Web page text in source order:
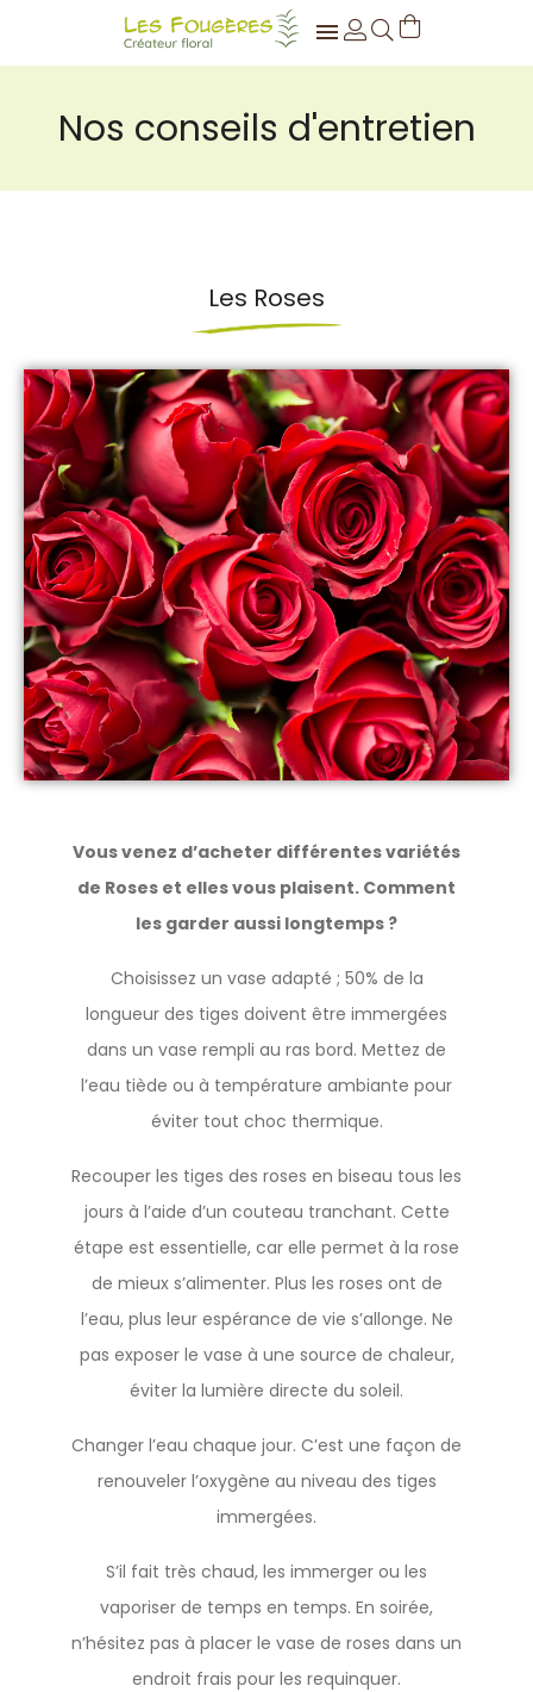

Nos conseils d'entretien
Les Roses
Vous venez d’acheter différentes variétés
de Roses et elles vous plaisent. Comment
les garder aussi longtemps ?
Choisissez un vase adapté ; 50% de la
longueur des tiges doivent être immergées
dans un vase rempli au ras bord. Mettez de
l’eau tiède ou à température ambiante pour
éviter tout choc thermique.
Recouper les tiges des roses en biseau tous les
jours à l’aide d’un couteau tranchant. Cette
étape est essentielle, car elle permet à la rose
de mieux s’alimenter. Plus les roses ont de
l’eau, plus leur espérance de vie s’allonge. Ne
pas exposer le vase à une source de chaleur,
éviter la lumière directe du soleil.
Changer l’eau chaque jour. C’est une façon de
renouveler l’oxygène au niveau des tiges
immergées.
S’il fait très chaud, les immerger ou les
vaporiser de temps en temps. En soirée,
n’hésitez pas à placer le vase de roses dans un
endroit frais pour les requinquer.